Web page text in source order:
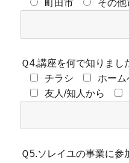
町田市 その
Ｑ4.講座を何で知りま
チラシ
ホーム
友人/知人から
Ｑ5.ソレイユの事業に